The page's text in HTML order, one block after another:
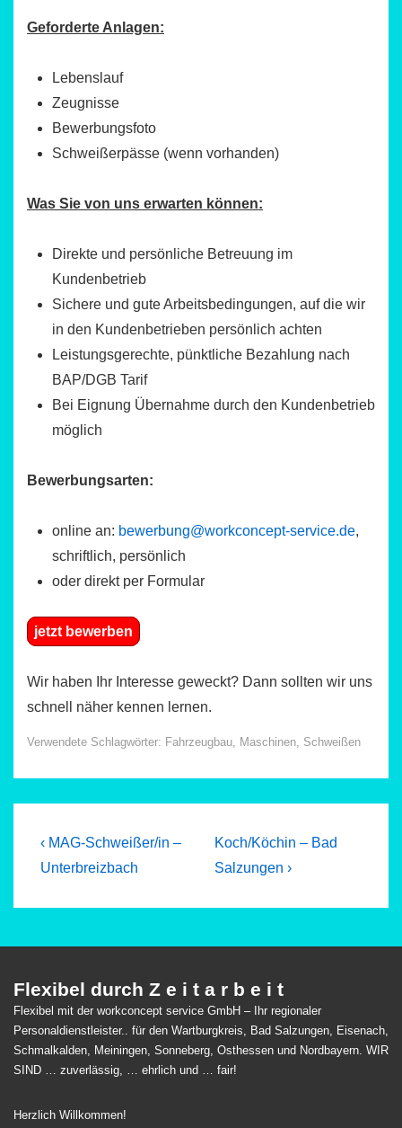
Geforderte Anlagen:
Lebenslauf
Zeugnisse
Bewerbungsfoto
Schweißerpässe (wenn vorhanden)
Was Sie von uns erwarten können:
Direkte und persönliche Betreuung im
Kundenbetrieb
Sichere und gute Arbeitsbedingungen, auf die wir
in den Kundenbetrieben persönlich achten
Leistungsgerechte, pünktliche Bezahlung nach
BAP/DGB Tarif
Bei Eignung Übernahme durch den Kundenbetrieb
möglich
Bewerbungsarten:
online an: bewerbung@workconcept-service.de,
schriftlich, persönlich
oder direkt per Formular
jetzt bewerben
Wir haben Ihr Interesse geweckt? Dann sollten wir uns
schnell näher kennen lernen.
Verwendete Schlagwörter: Fahrzeugbau, Maschinen, Schweißen
Beitragsnavigation
Previous
Post
‹ MAG-Schweißer/in –
Unterbreizbach
Next
Post
Koch/Köchin – Bad
Salzungen ›
Flexibel durch Z e i t a r b e i t
Flexibel mit der workconcept service GmbH – Ihr regionaler
Personaldienstleister.. für den Wartburgkreis, Bad Salzungen, Eisenach,
Schmalkalden, Meiningen, Sonneberg, Osthessen und Nordbayern. WIR
SIND … zuverlässig, … ehrlich und … fair!
Herzlich Willkommen!